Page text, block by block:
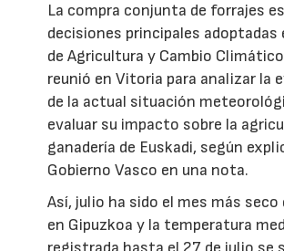
La compra conjunta de forrajes
decisiones principales adoptadas
de Agricultura y Cambio
reunió en Vitoria para analizar la
de la actual situación
evaluar su impacto sobre la
ganadería de Euskadi, según
Gobierno Vasco en una nota.
Así, julio ha sido el mes más seco
en Gipuzkoa y la temperatura